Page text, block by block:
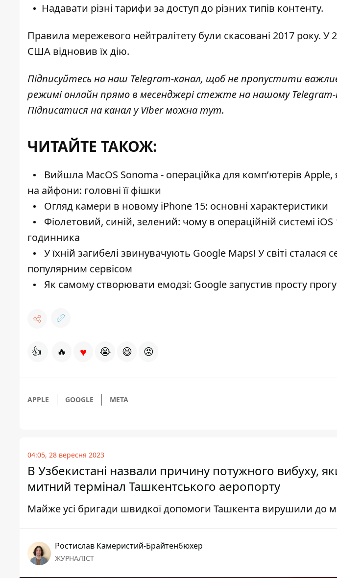
Надавати різні тарифи за доступ до різних типів контенту.
Правила мережевого нейтралітету були скасовані 2017 року. У
США відновив їх дію.
Підписуйтесь на наш Telegram-канал, щоб не пропустити
режимі онлайн прямо в месенджері стежте на нашому Telegram-
Підписатися на канал у Viber можнатут.
ЧИТАЙТЕ ТАКОЖ:
Вийшла MacOS Sonoma - операційка для компʼютерів
на айфони: головні її фішки
Огляд камери в новому iPhone 15: основні характеристики
Фіолетовий, синій, зелений: чому в операційній системі iOS
годинника
У їхній загибелі звинувачують Google Maps! У світі сталася
популярним сервісом
Як самому створювати емодзі: Google запустив просту прогу
👍 🔥 ♥ 😭 😆 😡
APPLE GOOGLE META
04:05, 28 вересня 2023
В Узбекистані назвали причину потужного вибуху,
митний термінал Ташкентського аеропорту
Майже усі бригади швидкої допомоги Ташкента вирушили до
Ростислав Камеристий-Брайтенбюхер
ЖУРНАЛІСТ